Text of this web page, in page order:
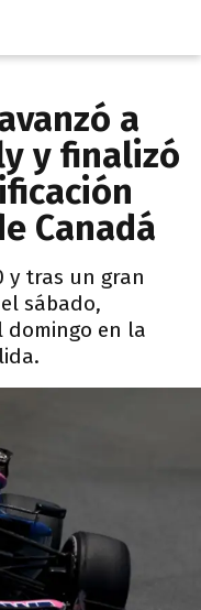
a
y finalizó
Canadá
y tras un gran
sábado,
en la